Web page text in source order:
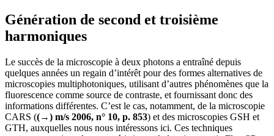
Génération de second et troisième
harmoniques
Le succès de la microscopie à deux photons a entraîné depuis
quelques années un regain d’intérêt pour des formes alternatives de
microscopies multiphotoniques, utilisant d’autres phénomènes que la
fluorescence comme source de contraste, et fournissant donc des
informations différentes. C’est le cas, notamment, de la microscopie
CARS ((→) m/s 2006, n° 10, p. 853) et des microscopies GSH et
GTH, auxquelles nous nous intéressons ici. Ces techniques